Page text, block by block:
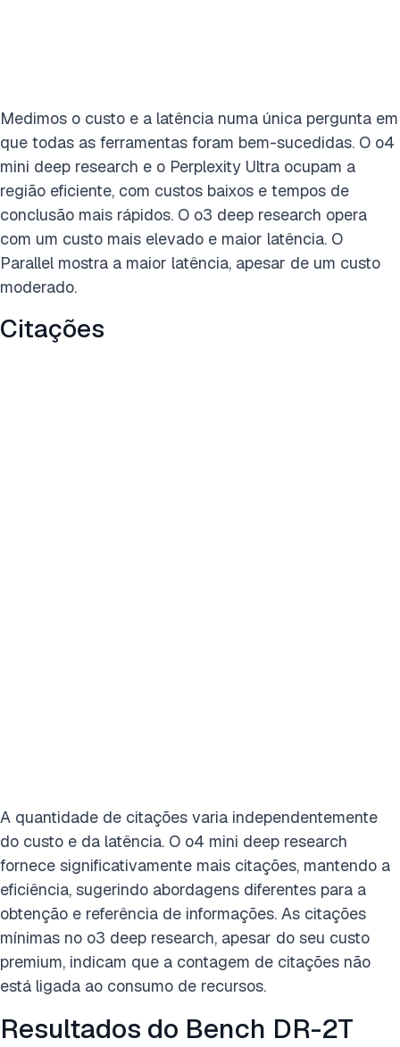
Medimos o custo e a latência numa única pergunta em
que todas as ferramentas foram bem-sucedidas. O o4
mini deep research e o Perplexity Ultra ocupam a
região eficiente, com custos baixos e tempos de
conclusão mais rápidos. O o3 deep research opera
com um custo mais elevado e maior latência. O
Parallel mostra a maior latência, apesar de um custo
moderado.
Citações
A quantidade de citações varia independentemente
do custo e da latência. O o4 mini deep research
fornece significativamente mais citações, mantendo a
eficiência, sugerindo abordagens diferentes para a
obtenção e referência de informações. As citações
mínimas no o3 deep research, apesar do seu custo
premium, indicam que a contagem de citações não
está ligada ao consumo de recursos.
Resultados do Bench DR-2T